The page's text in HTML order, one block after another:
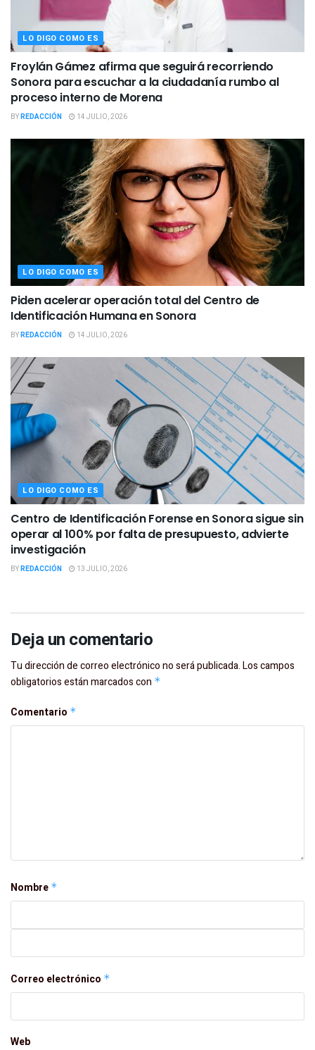
LO DIGO COMO ES
Froylán Gámez afirma que seguirá recorriendo
Sonora para escuchar a la ciudadanía rumbo al
proceso interno de Morena
BYREDACCIÓN 14 JULIO, 2026
LO DIGO COMO ES
Piden acelerar operación total del Centro de
Identificación Humana en Sonora
BYREDACCIÓN 14 JULIO, 2026
LO DIGO COMO ES
Centro de Identificación Forense en Sonora sigue sin
operar al 100% por falta de presupuesto, advierte
investigación
BYREDACCIÓN 13 JULIO, 2026
Deja un comentario
Tu dirección de correo electrónico no será publicada.Los campos
obligatorios están marcados con *
Comentario *
Nombre *
Correo electrónico *
Web